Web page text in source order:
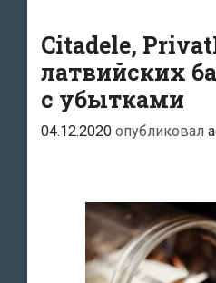
Citadele,
латвийских
с убытками
04.12.2020 опубликовал